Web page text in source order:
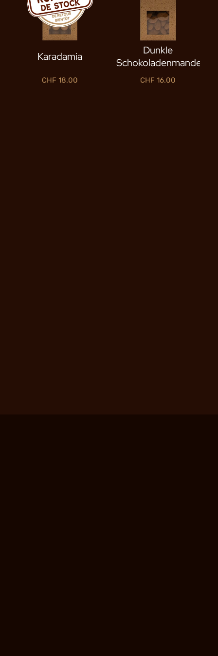
Karadamia
CHF 18.00
Dunkle
Schokoladenmandeln
CHF 16.00